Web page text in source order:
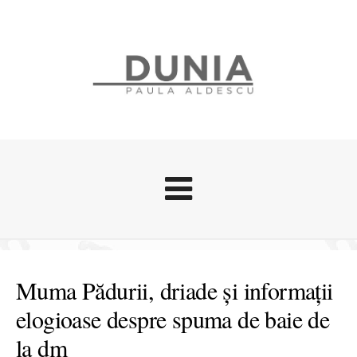
Stari afective
Zice Dunia
Călătorii
Muma Pădurii, driade și informații
elogioase despre spuma de baie de
la dm